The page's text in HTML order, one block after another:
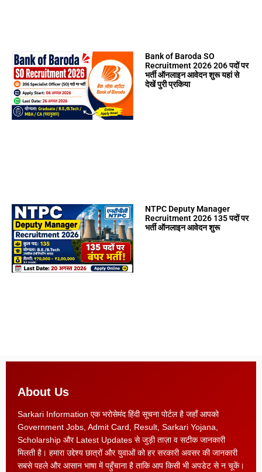
Bank of Baroda SO
Recruitment 2026 206 पदों पर
भर्ती ऑनलाइन आवेदन शुरू यहां से
देखें पुरी प्रकिया
NTPC Deputy Manager
Recruitment 2026 135 पदों पर
भर्ती ऑनलाइन आवेदन शुरू
About Us
Sarkari Information एक भरोसेमंद हिंदी सूचना पोर्टल है जहाँ आपको
Government Jobs, Admit Card, Result, Sarkari Yojana,
Scholarship और Latest Updates से जुड़ी ताज़ा व सटीक जानकारी
मिलती है। हमारा उद्देश्य छात्रों और युवाओं को हर सरकारी अवसर की जानकारी
सबसे पहले और आसान भाषा में पहुँचाना है ताकि आप किसी भी अपडेट से न चूकें।